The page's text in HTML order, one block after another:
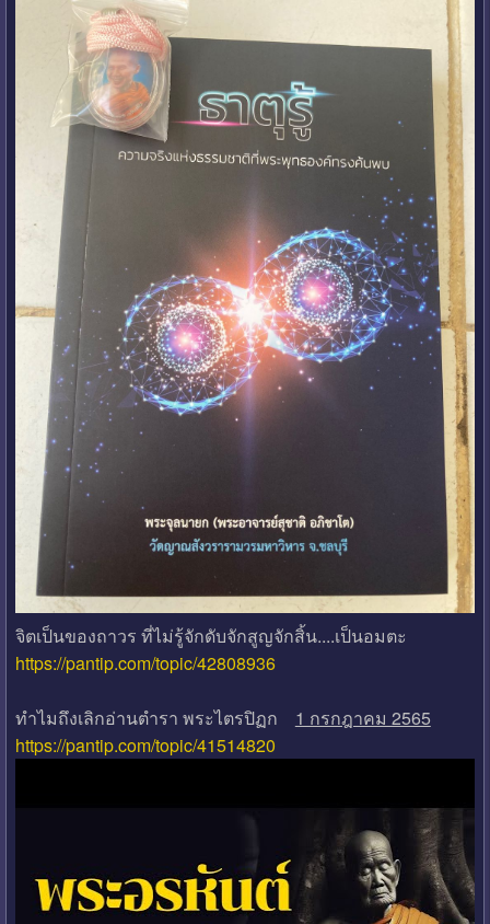
จิตเป็นของถาวร ที่ไม่รู้จักดับจักสูญจักสิ้น....เป็นอมตะ
https://pantip.com/topic/42808936
ทำไมถึงเลิกอ่านตำรา พระไตรปิฏก 1 กรกฎาคม 2565
https://pantip.com/topic/41514820